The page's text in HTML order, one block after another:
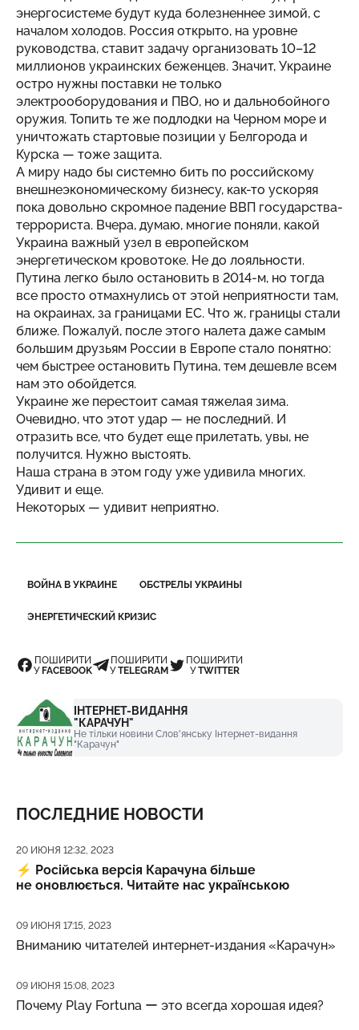
энергосистеме будут куда болезненнее зимой, с
началом холодов. Россия открыто, на уровне
руководства, ставит задачу организовать 10–12
миллионов украинских беженцев. Значит, Украине
остро нужны поставки не только
электрооборудования и ПВО, но и дальнобойного
оружия. Топить те же подлодки на Черном море и
уничтожать стартовые позиции у Белгорода и
Курска — тоже защита.
А миру надо бы системно бить по российскому
внешнеэкономическому бизнесу, как-то ускоряя
пока довольно скромное падение ВВП государства-
террориста. Вчера, думаю, многие поняли, какой
Украина важный узел в европейском
энергетическом кровотоке. Не до лояльности.
Путина легко было остановить в 2014-м, но тогда
все просто отмахнулись от этой неприятности там,
на окраинах, за границами ЕС. Что ж, границы стали
ближе. Пожалуй, после этого налета даже самым
большим друзьям России в Европе стало понятно:
чем быстрее остановить Путина, тем дешевле всем
нам это обойдется.
Украине же перестоит самая тяжелая зима.
Очевидно, что этот удар — не последний. И
отразить все, что будет еще прилетать, увы, не
получится. Нужно выстоять.
Наша страна в этом году уже удивила многих.
Удивит и еще.
Некоторых — удивит неприятно.
ВОЙНА В УКРАИНЕ ОБСТРЕЛЫ УКРАИНЫ
ЭНЕРГЕТИЧЕСКИЙ КРИЗИС
ПОШИРИТИ
У FACEBOOK
ПОШИРИТИ
УTELEGRAM
ПОШИРИТИ
УTWITTER
ІНТЕРНЕТ-ВИДАННЯ
"КАРАЧУН"
Не тільки новини Слов'янську Інтернет-видання
"Карачун"
ПОСЛЕДНИЕ НОВОСТИ
Дата публикации
20 ИЮНЯ 12:32, 2023
⚡️ Російська версія Карачуна більше
не оновлюється. Читайте нас українською
Дата публикации
09 ИЮНЯ 17:15, 2023
Вниманию читателей интернет-издания «Карачун»
Дата публикации
09 ИЮНЯ 15:08, 2023
Почему Play Fortuna ー это всегда хорошая идея?